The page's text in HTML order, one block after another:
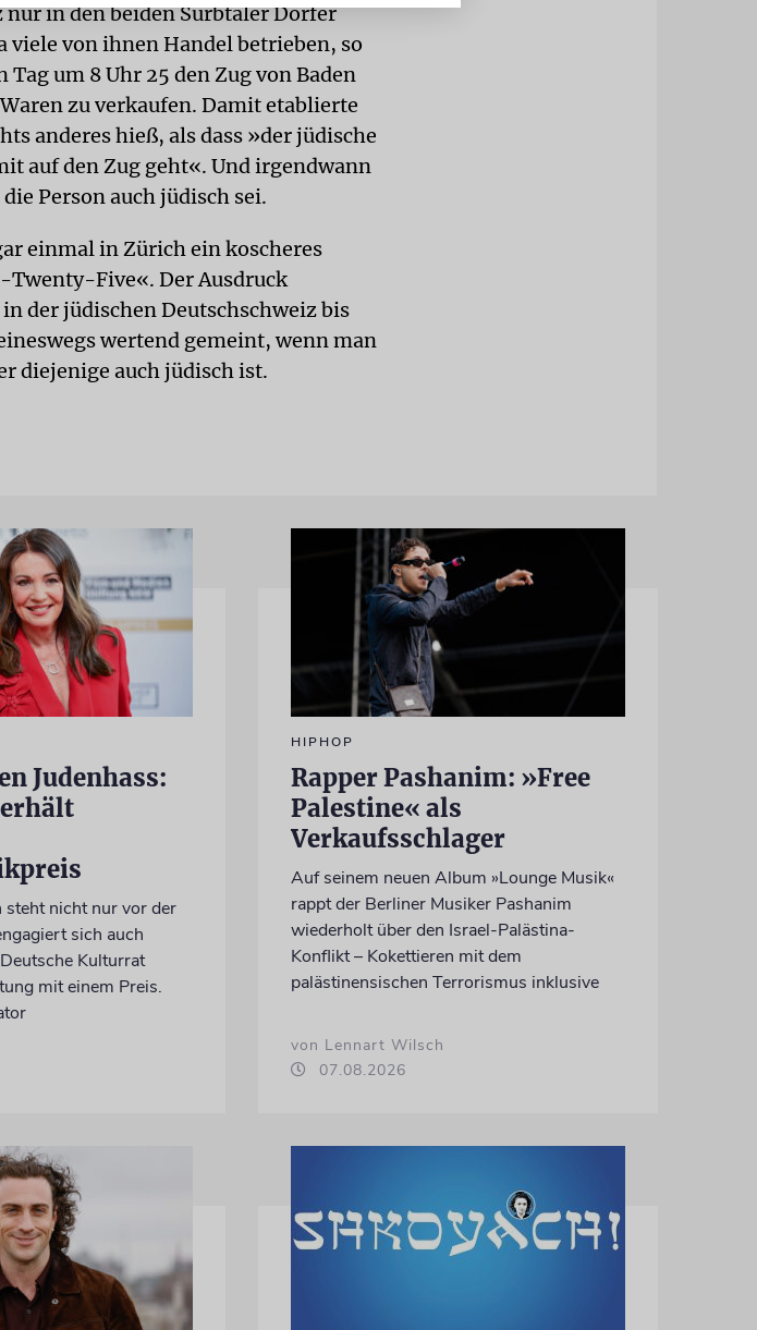
in den beiden Surbtaler Dörfer
viele von ihnen Handel betrieben, so
um 8 Uhr 25 den Zug von Baden
zu verkaufen. Damit etablierte
anderes hieß, als dass »der jüdische
auf den Zug geht«. Und irgendwann
Person auch jüdisch sei.
einmal in Zürich ein koscheres
Five«. Der Ausdruck
der jüdischen Deutschschweiz bis
wertend gemeint, wenn man
diejenige auch jüdisch ist.
Judenhass:
steht nicht nur vor der
sich auch
Kulturrat
mit einem Preis.
HIPHOP
Rapper Pashanim: »Free
Palestine« als
Verkaufsschlager
Auf seinem neuen Album »Lounge Musik«
rappt der Berliner Musiker Pashanim
wiederholt über den Israel-Palästina-
Konflikt – Kokettieren mit dem
palästinensischen Terrorismus inklusive
von Lennart Wilsch
07.08.2026